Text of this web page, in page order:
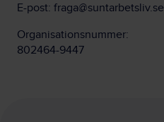
E-post: fraga@suntarbetsliv.se
Organisationsnummer:
802464-9447